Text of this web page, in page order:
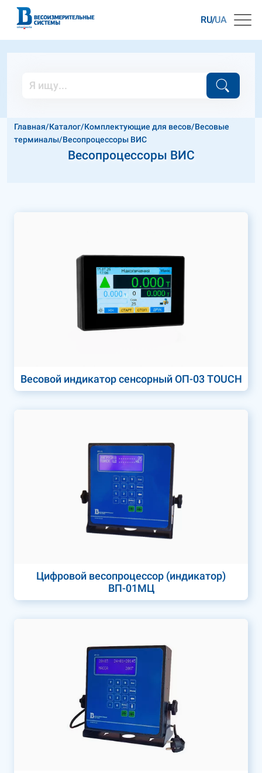
RU UA
Главная/Каталог/Комплектующие для весов/Весовые
терминалы/Весопроцессоры ВИС
Весопроцессоры ВИС
Весовой индикатор сенсорный ОП-03 TOUCH
Цифровой весопроцессор (индикатор)
ВП-01МЦ